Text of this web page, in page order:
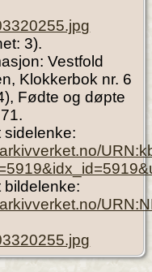
3).
Vestfold
Klokkerbok nr. 6
Fødte og døpte
sidelenke:
bildelenke: